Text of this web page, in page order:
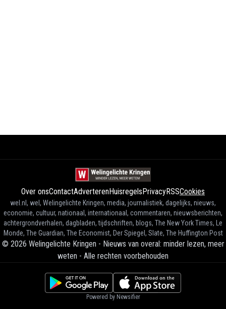
Over onsContactAdverterenHuisregels PrivacyRSSCookies
wel.nl, wel, Welingelichte Kringen, media, journalistiek, dagelijks, nieuws,
economie, cultuur, nationaal, internationaal, commentaren, nieuwsberichten,
achtergrondverhalen, dagbladen, tijdschriften, blogs, The New York Times, Le
Monde, The Guardian, The Economist, Der Spiegel, Slate, The Huffington Post
© 2026 Welingelichte Kringen - Nieuws van overal: minder lezen, meer
weten - Alle rechten voorbehouden
Powered by Newsifier